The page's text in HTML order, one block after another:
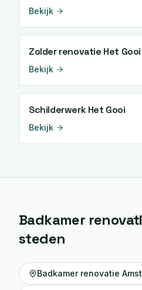
Bekijk
Zolder renovatie Het Gooi
Bekijk
Schilderwerk Het Gooi
Bekijk
Badkamer
steden
Badkamer renovatie